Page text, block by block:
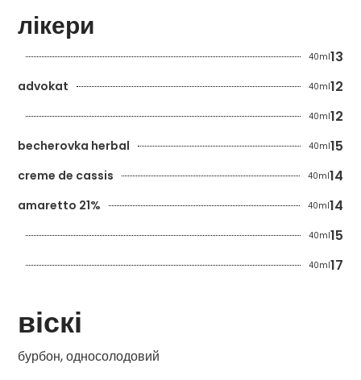
лікери
40ml13
advokat 40ml12
40ml12
becherovka herbal 40ml15
creme de cassis 40ml14
amaretto 21% 40ml14
40ml15
40ml17
віскі
бурбон, односолодовий